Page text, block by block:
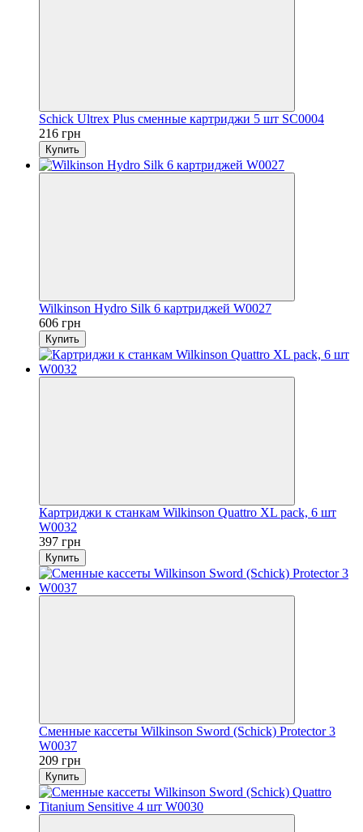
Schick Ultrex Plus сменные картриджи 5 шт SC0004
216 грн
Купить
Wilkinson Hydro Silk 6 картриджей W0027
606 грн
Купить
Картриджи к станкам Wilkinson Quattro XL pack, 6 шт
W0032
397 грн
Купить
Сменные кассеты Wilkinson Sword (Schick) Protector 3
W0037
209 грн
Купить